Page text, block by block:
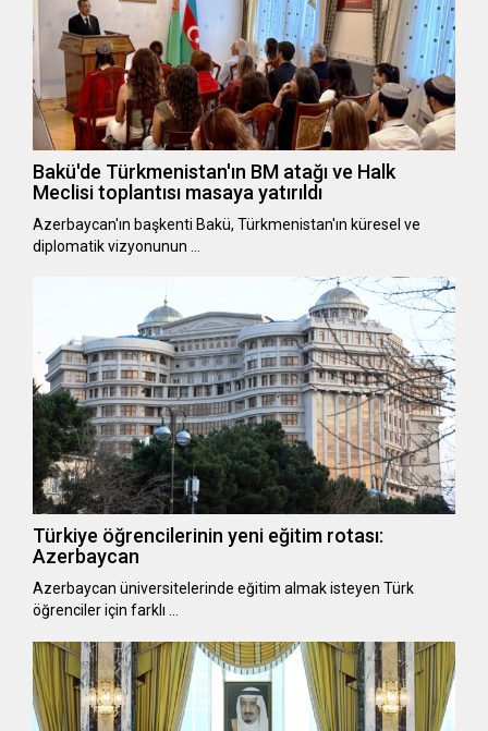
Bakü'de Türkmenistan'ın BM atağı ve Halk
Meclisi toplantısı masaya yatırıldı
Azerbaycan'ın başkenti Bakü, Türkmenistan'ın küresel ve
diplomatik vizyonunun …
Türkiye öğrencilerinin yeni eğitim rotası:
Azerbaycan
Azerbaycan üniversitelerinde eğitim almak isteyen Türk
öğrenciler için farklı …